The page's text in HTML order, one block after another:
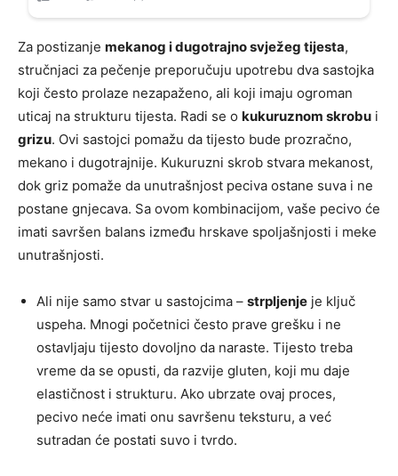
Za postizanje mekanog i dugotrajno svježeg tijesta,
stručnjaci za pečenje preporučuju upotrebu dva sastojka
koji često prolaze nezapaženo, ali koji imaju ogroman
uticaj na strukturu tijesta. Radi se o kukuruznom skrobu i
grizu. Ovi sastojci pomažu da tijesto bude prozračno,
mekano i dugotrajnije. Kukuruzni skrob stvara mekanost,
dok griz pomaže da unutrašnjost peciva ostane suva i ne
postane gnjecava. Sa ovom kombinacijom, vaše pecivo će
imati savršen balans između hrskave spoljašnjosti i meke
unutrašnjosti.
Ali nije samo stvar u sastojcima – strpljenje je ključ
uspeha. Mnogi početnici često prave grešku i ne
ostavljaju tijesto dovoljno da naraste. Tijesto treba
vreme da se opusti, da razvije gluten, koji mu daje
elastičnost i strukturu. Ako ubrzate ovaj proces,
pecivo neće imati onu savršenu teksturu, a već
sutradan će postati suvo i tvrdo.